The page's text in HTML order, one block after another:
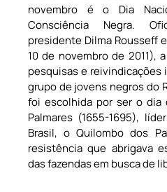
novembro é o Dia
Consciência Negra.
presidente Dilma Rousseff
10 de novembro de 2011),
pesquisas e reivindicações
grupo de jovens negros do
foi escolhida por ser o dia
Palmares (1655-1695),
Brasil, o Quilombo dos
resistência que abrigava
das fazendas em busca de